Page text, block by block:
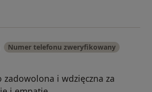
Numer telefonu zweryfikowany
zadowolona i wdzięczna za